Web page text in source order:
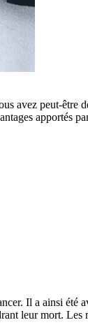
peut-être
apportés
Il a ainsi
leur mort.